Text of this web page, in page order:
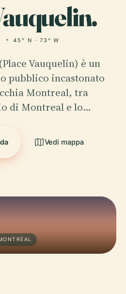
45° N · 73° W
Vauquelin) è un
pubblico incastonato
Montreal, tra
di Montreal e lo…
Vedi mappa